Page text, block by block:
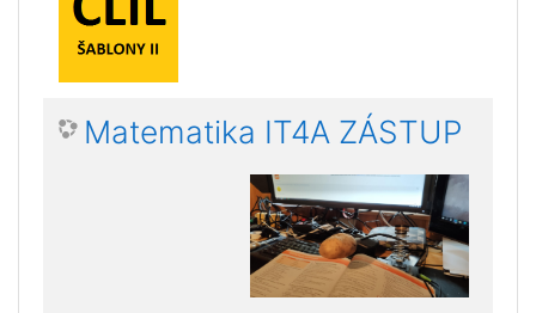
Matematika IT4A ZÁSTUP